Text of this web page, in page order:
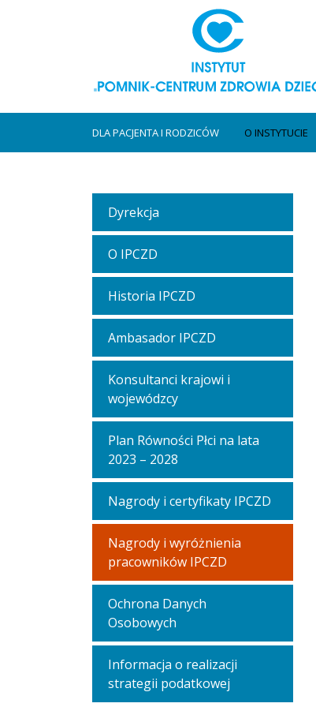
DLA PACJENTA I RODZICÓW O INSTYTUCIE
Dyrekcja
O IPCZD
Historia IPCZD
Ambasador IPCZD
Konsultanci krajowi i
wojewódzcy
Plan Równości Płci na lata
2023 – 2028
Nagrody i certyfikaty IPCZD
Nagrody i wyróżnienia
pracowników IPCZD
Ochrona Danych
Osobowych
Informacja o realizacji
strategii podatkowej